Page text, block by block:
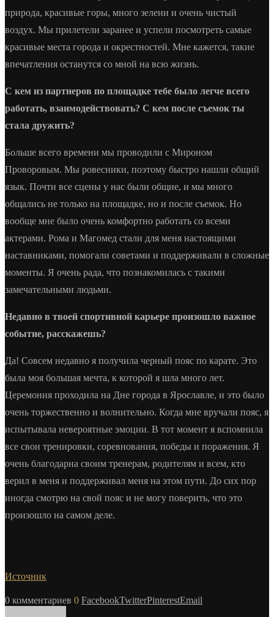
природа, красивые горы, много зелени и очень чистый
воздух. Мы прилетели заранее и успели посмотреть самые
красивые места города и окрестностей. Мне кажется, такие
впечатления останутся со мной на всю жизнь.
С кем из партнеров по площадке тебе было легче всего
работать, взаимодействовать? С кем после съемок ты
стала дружить?
Больше всего времени мы проводили с Мироном
Проворовым. Мы ровесники, поэтому быстро нашли общий
язык. Почти все сцены у нас были общие, и мы много
общались не только на площадке, но и после съемок. Но
вообще мне было очень комфортно работать со всеми
актерами. Рома и Магомед стали для меня настоящими
наставниками, помогали советами и поддерживали в сложные
моменты. Я очень рада, что познакомилась с такими
замечательными людьми.
Недавно в твоей спортивной карьере произошло важное
событие, расскажешь?
Да! Совсем недавно я получила черный пояс по карате. Это
была моя большая мечта, к которой я шла много лет.
Церемония проходила на Дне города в Ярославле, и это было
очень торжественно и волнительно. Когда мне вручали пояс, я
испытывала невероятные эмоции. В тот момент я вспомнила
все свои тренировки, соревнования, победы и поражения. Я
очень благодарна своим тренерам, родителям и всем, кто
верил в меня и поддерживал меня на этом пути. До сих пор
иногда смотрю на свой пояс и не могу поверить, что это
произошло на самом деле.
Источник
0 комментариев 0 FacebookTwitterPinterestEmail